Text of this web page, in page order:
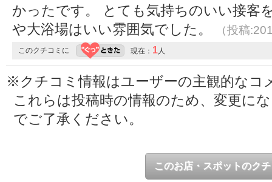
かったです。 とても気持ちのいい接客
や大浴場はいい雰囲気でした。
（投稿
このクチコミに 現在： 1 人
※クチコミ情報はユーザーの主観的なコ
これらは投稿時の情報のため、変更に
でご了承ください。
このお店・スポットのク